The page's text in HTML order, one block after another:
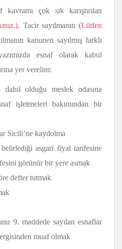
çok sık karıştırılan
. Tacir sayılmanın(Lütfen
kanunen sayılmış farklı
esnaf olarak kabul
yer verelim:
dahil olduğu meslek odasına
işletmeleri bakımından bir
Sicili’ne kaydolma
belirlediği asgari fiyat tarifesine
görünür bir yere asmak
defter tutmak
9. maddede sayılan esnaflar
muaf olmak